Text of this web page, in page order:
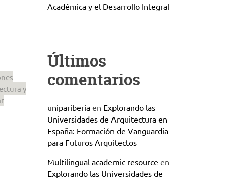
y
Académica y el Desarrollo Integral
Últimos
comentarios
unipariberiaen Explorando las
Universidades de Arquitectura en
España: Formación de Vanguardia
para Futuros Arquitectos
Multilingual academic resource en
Explorando las Universidades de